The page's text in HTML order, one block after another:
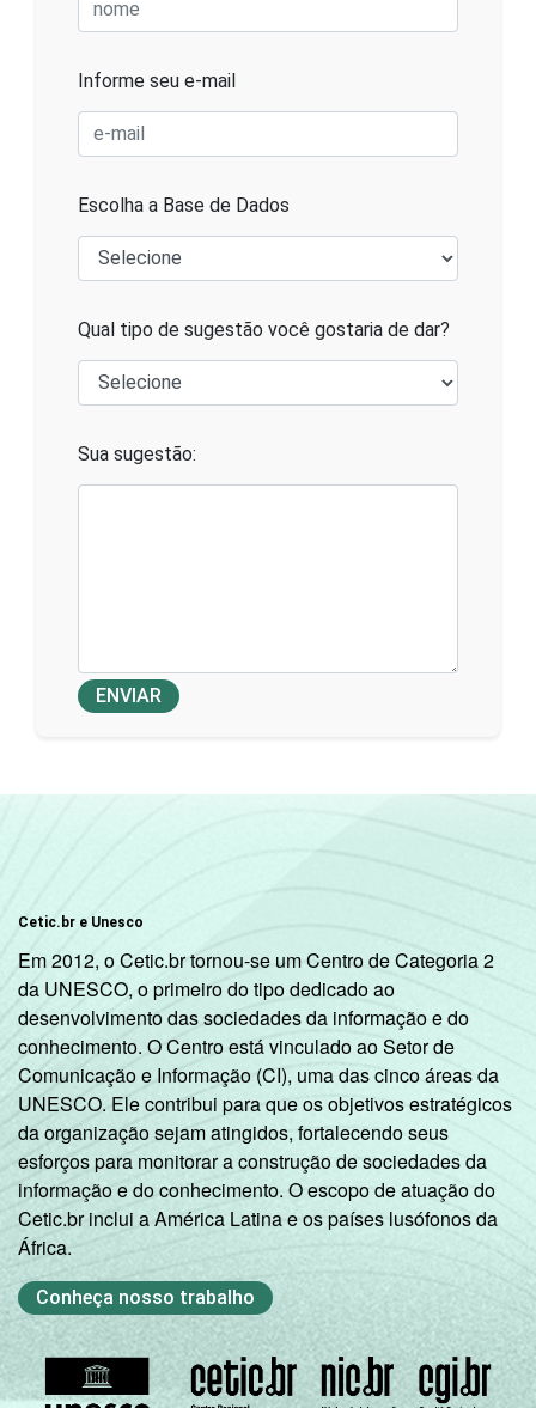
Informe seu e-mail
Escolha a Base de Dados
Qual tipo de sugestão você gostaria de dar?
Sua sugestão:
ENVIAR
Cetic.br e Unesco
Em 2012, o Cetic.br tornou-se um Centro de Categoria 2
da UNESCO, o primeiro do tipo dedicado ao
desenvolvimento das sociedades da informação e do
conhecimento. O Centro está vinculado ao Setor de
Comunicação e Informação (CI), uma das cinco áreas da
UNESCO. Ele contribui para que os objetivos estratégicos
da organização sejam atingidos, fortalecendo seus
esforços para monitorar a construção de sociedades da
informação e do conhecimento. O escopo de atuação do
Cetic.br inclui a América Latina e os países lusófonos da
África.
Conheça nosso trabalho